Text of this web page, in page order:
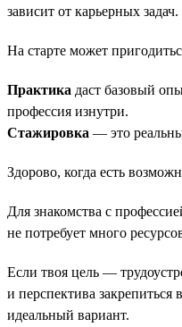
зависит от карьерных задач.
На старте может
Практика даст базовый
профессия изнутри.
Стажировка — это
Здорово, когда есть
Для знакомства с
не потребует много
Если твоя цель —
и перспектива
идеальный вариант.